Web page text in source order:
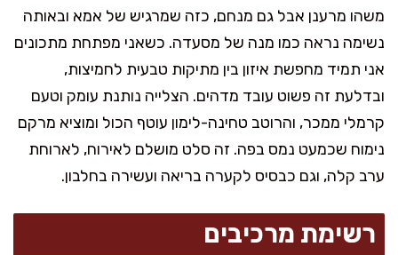
משהו מרענן אבל גם מנחם, כזה שמרגיש של אמא ובאותה
נשימה נראה כמו מנה של מסעדה. כשאני מפתחת מתכונים
אני תמיד מחפשת איזון בין מתיקות טבעית לחמיצות,
ובדלעת זה פשוט עובד מדהים. הצלייה נותנת עומק וטעם
קרמלי ממכר, והרוטב טחינה-לימון עוטף הכול ומוציא מרקם
נימוח שכמעט נמס בפה. זה סלט מושלם לאירוח, לארוחת
ערב קלה, וגם כבסיס לקערה בריאה ועשירה בחלבון.
רשימת מרכיבים